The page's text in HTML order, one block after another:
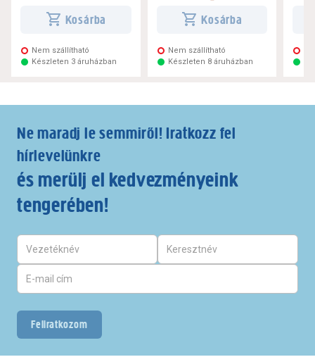
Kosárba
Nem szállítható
Készleten 3 áruházban
Kosárba
Nem szállítható
Készleten 8 áruházban
Ne maradj le semmiről! Iratkozz fel
hírlevelünkre
és merülj el kedvezményeink
tengerében!
Feliratkozom